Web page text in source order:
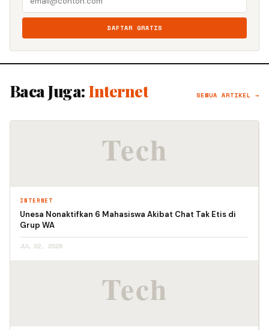
DAFTAR GRATIS
Baca Juga: Internet SEMUA ARTIKEL →
INTERNET
Unesa Nonaktifkan 6 Mahasiswa Akibat Chat Tak Etis di
Grup WA
JUL 22, 2026